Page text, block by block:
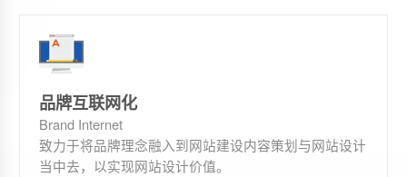
品牌互联网化
Brand Internet
致力于将品牌理念融入到网站建设内容策划与网站设计
当中去，以实现网站设计价值。